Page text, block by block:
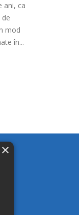
ani, ca
mod
în...
×